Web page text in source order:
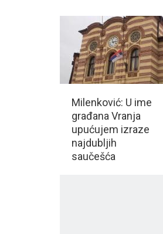
Milenković: U ime
građana Vranja
upućujem izraze
najdubljih
saučešća